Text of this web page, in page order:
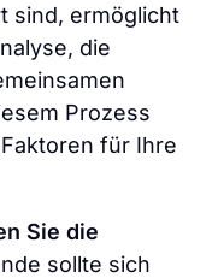
sind, ermöglicht
die
Prozess
für Ihre
Sie die
sollte sich